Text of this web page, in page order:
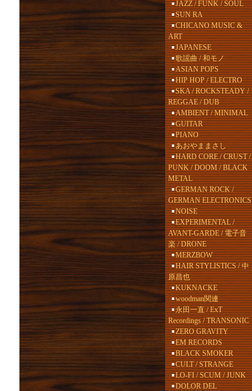
JAZZ / FUNK / SOUL
SUN RA
CHICANO MUSIC &
ART
JAPANESE
歌謡曲 / 和モノ
ASIAN POPS
HIP HOP / ELECTRO
SKA / ROCKSTEADY /
REGGAE / DUB
AMBIENT / MINIMAL
GUITAR
PIANO
あおやままさし
HARD CORE / CRUST /
PUNK / DOOM / BLACK
METAL
GERMAN ROCK /
GERMAN ELECTRONICS
NOISE
EXPERIMENTAL /
AVANT-GARDE / 電子音
楽 / DRONE
MERZBOW
HAIR STYLISTICS / 中
原昌也
KUKNACKE
woodman関連
永田一直 / ExT
Recordings / TRANSONIC
ZERO GRAVITY
EM RECORDS
BLACK SMOKER
CULT / STRANGE
LO-FI / SCUM / JUNK
DOLOR DEL